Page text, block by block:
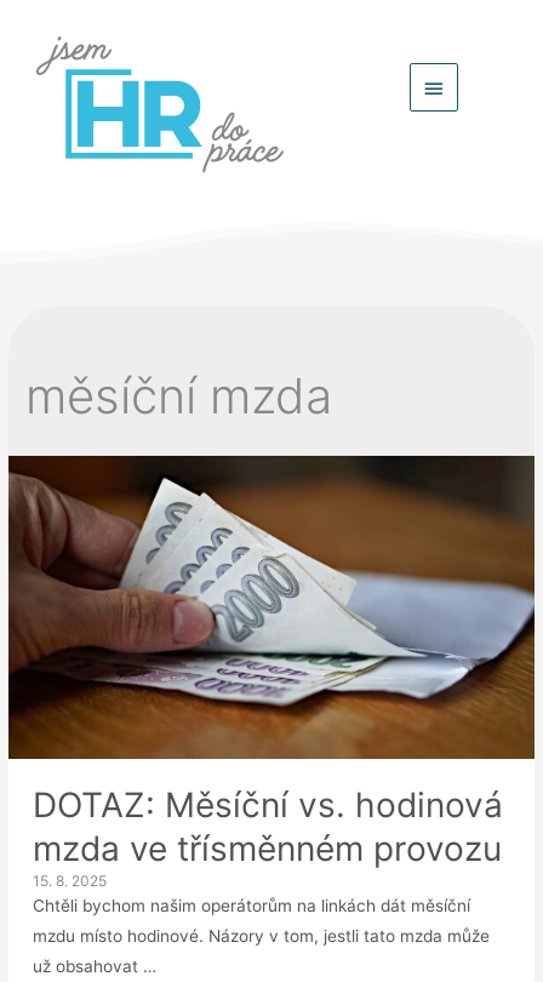
Hlavní
měsíční mzda
DOTAZ: Měsíční vs. hodinová
mzda ve třísměnném provozu
15. 8. 2025
Chtěli bychom našim operátorům na linkách dát měsíční
mzdu místo hodinové. Názory v tom, jestli tato mzda může
už obsahovat …